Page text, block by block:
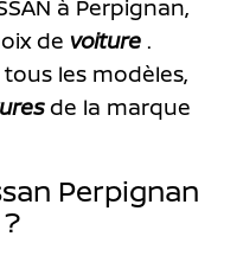
à Perpignan,
de voiture .
les modèles,
de la marque
Perpignan